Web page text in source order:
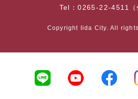
Tel：0265-22-4511（
Copyright Iida City. All